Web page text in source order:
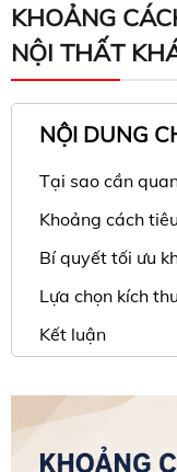
KHOẢNG
NỘI THẤT
NỘI DUNG
Tại sao cần
Khoảng cách
Bí quyết tối ưu
Lựa chọn kích
Kết luận